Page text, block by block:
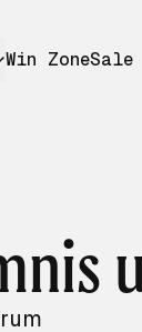
Win ZoneSale